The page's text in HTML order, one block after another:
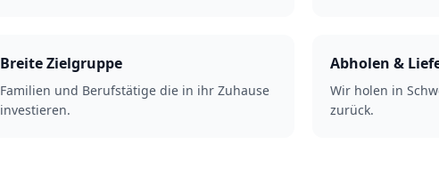
Breite Zielgruppe
Familien und Berufstätige die in ihr Zuhause
investieren.
Abholen &
Wir holen in
zurück.